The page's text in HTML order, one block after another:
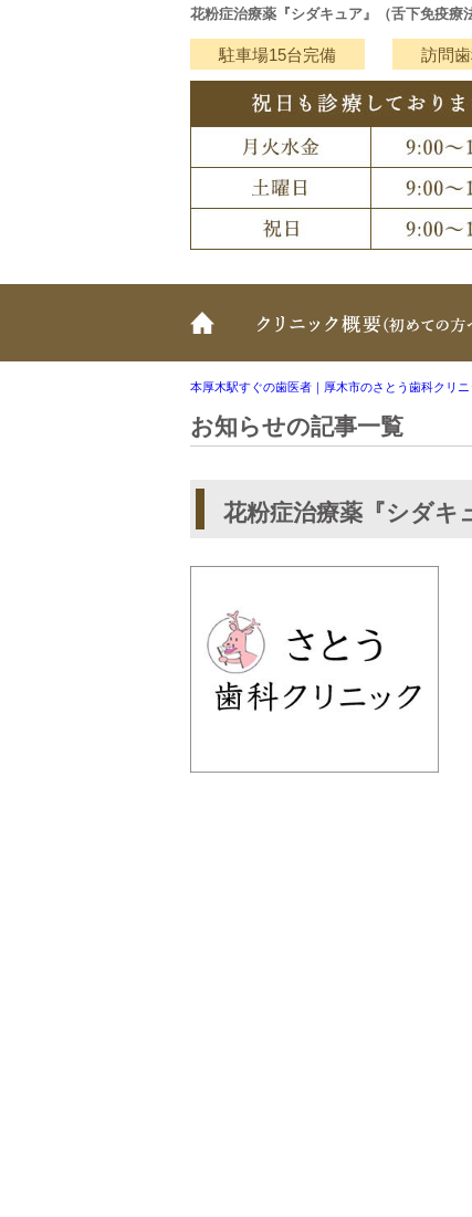
花粉症治療薬『シダキュア』（舌下免疫
駐車場15台完備 訪問
ホーム
本厚木駅すぐの歯医者｜厚木市のさとう歯科クリ
お知らせの記事一覧
花粉症治療薬『シダキ